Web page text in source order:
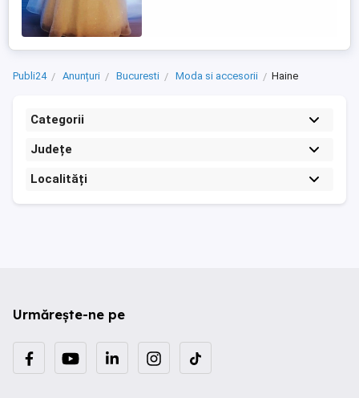
Publi24 Anunțuri Bucuresti Moda si accesorii Haine
Categorii
Județe
Localități
Urmărește-ne pe